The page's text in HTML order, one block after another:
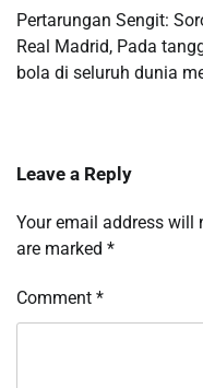
Pertarungan Sengit:
Real Madrid, Pada
bola di seluruh dunia
Leave a Reply
Your email address will
are marked *
Comment *